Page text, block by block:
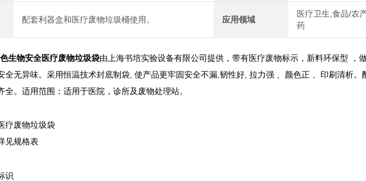
配套利器盒和医疗废物垃圾桶使用。 应用领域
医疗卫生,食品/农
药
生物安全医疗废物垃圾袋由上海书培实验设备有限公司提供，带有医疗废物标示，新料环保型 ，
全无异味。采用恒温技术封底制袋, 使产品更牢固安全不漏,韧性好, 拉力强 、颜色正 、印刷清析
全。适用范围：适用于医院，诊所及废物处理站。
疗废物垃圾袋
见规格表
识